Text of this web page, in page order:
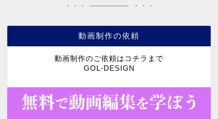
動画制作の依頼
動画制作のご依頼はコチラまで
GOL-DESIGN